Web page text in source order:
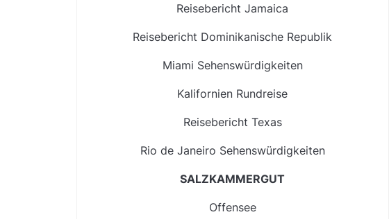
Reisebericht Jamaica
Reisebericht Dominikanische Republik
Miami Sehenswürdigkeiten
Kalifornien Rundreise
Reisebericht Texas
Rio de Janeiro Sehenswürdigkeiten
SALZKAMMERGUT
Offensee